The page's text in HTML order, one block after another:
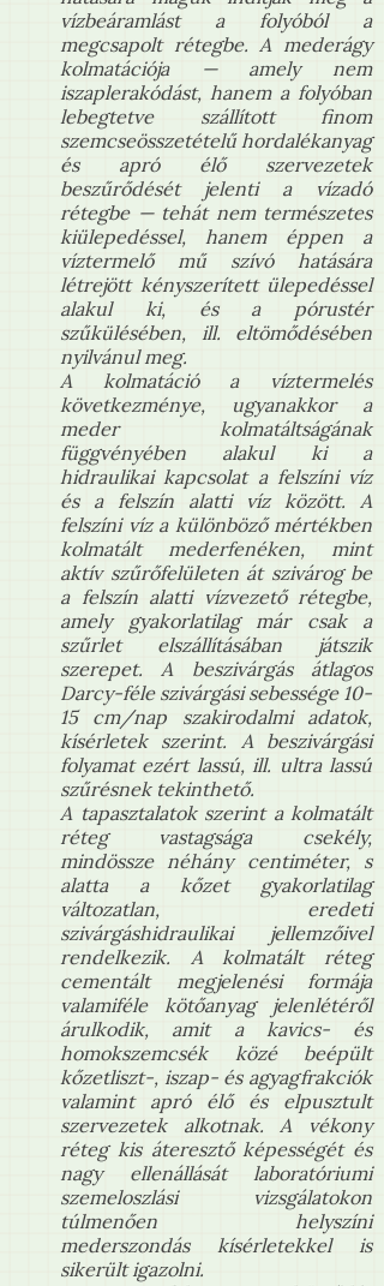
vízbeáramlást a folyóból a
megcsapolt rétegbe. A mederágy
kolmatációja — amely nem
iszaplerakódást, hanem a folyóban
lebegtetve szállított finom
szemcseösszetételű hordalékanyag
és apró élő szervezetek
beszűrődését jelenti a vízadó
rétegbe — tehát nem természetes
kiülepedéssel, hanem éppen a
víztermelő mű szívó hatására
létrejött kényszerített ülepedéssel
alakul ki, és a pórustér
szűkülésében, ill. eltömődésében
nyilvánul meg.
A kolmatáció a víztermelés
következménye, ugyanakkor a
meder kolmatáltságának
függvényében alakul ki a
hidraulikai kapcsolat a felszíni víz
és a felszín alatti víz között. A
felszíni víz a különböző mértékben
kolmatált mederfenéken, mint
aktív szűrőfelületen át szivárog be
a felszín alatti vízvezető rétegbe,
amely gyakorlatilag már csak a
szűrlet elszállításában játszik
szerepet. A beszivárgás átlagos
Darcy-féle szivárgási sebessége 10-
15 cm/nap szakirodalmi adatok,
kísérletek szerint. A beszivárgási
folyamat ezért lassú, ill. ultra lassú
szűrésnek tekinthető.
A tapasztalatok szerint a kolmatált
réteg vastagsága csekély,
mindössze néhány centiméter, s
alatta a kőzet gyakorlatilag
változatlan, eredeti
szivárgáshidraulikai jellemzőivel
rendelkezik. A kolmatált réteg
cementált megjelenési formája
valamiféle kötőanyag jelenlétéről
árulkodik, amit a kavics- és
homokszemcsék közé beépült
kőzetliszt-, iszap- és agyagfrakciók
valamint apró élő és elpusztult
szervezetek alkotnak. A vékony
réteg kis áteresztő képességét és
nagy ellenállását laboratóriumi
szemeloszlási vizsgálatokon
túlmenően helyszíni
mederszondás kísérletekkel is
sikerült igazolni.